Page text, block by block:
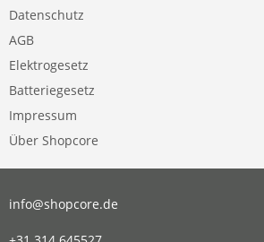
Datenschutz
AGB
Elektrogesetz
Batteriegesetz
Impressum
Über Shopcore
info@shopcore.de